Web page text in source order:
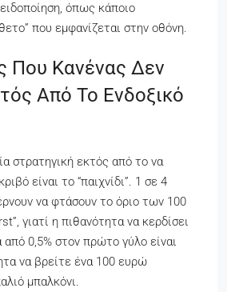
όπως κάποιο
που εμφανίζεται στην οθόνη.
Που Κανένας Δεν
Από Το Ενδοξικό
στρατηγική εκτός από το να
είναι το “παιχνίδι”. 1 σε 4
να φτάσουν το όριο των 100
γιατί η πιθανότητα να κερδίσει
από 0,5% στον πρώτο γύλο είναι
να βρείτε ένα 100 ευρώ
μπαλκόνι.